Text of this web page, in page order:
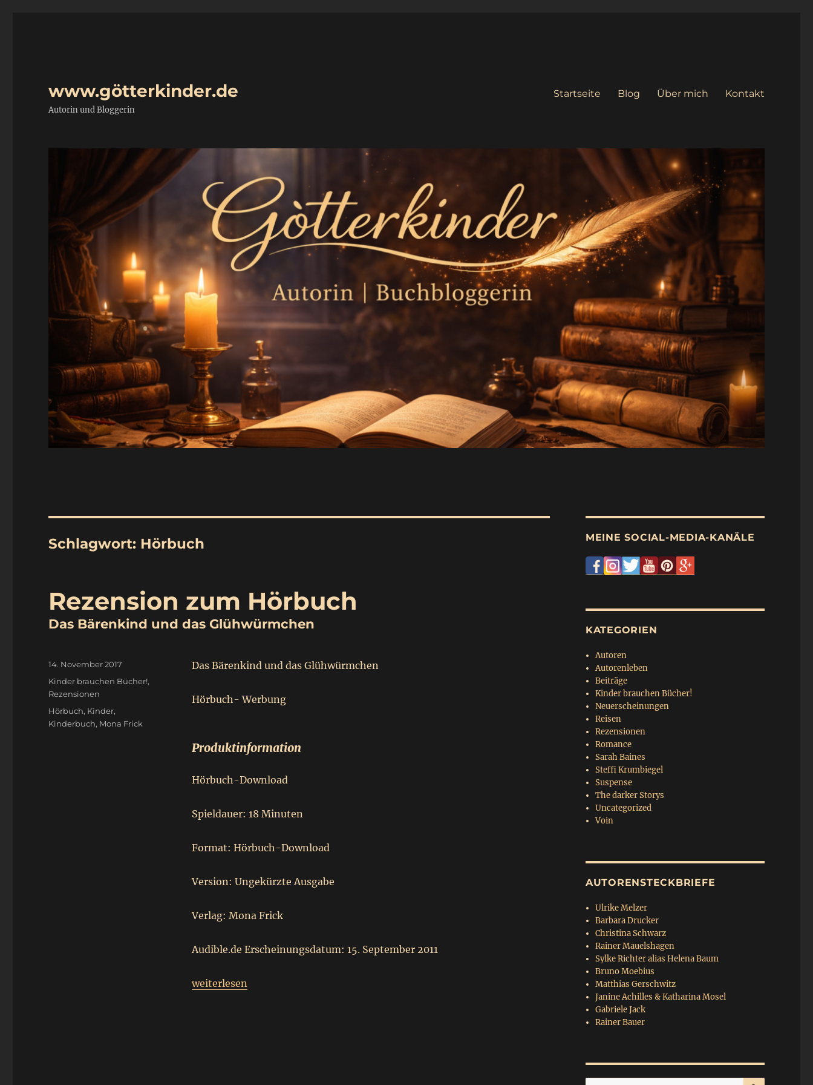
www.götterkinder.de
Autorin und Bloggerin
Startseite Blog Über mich Kontakt
Schlagwort: Hörbuch
Rezension zum Hörbuch
Das Bärenkind und das Glühwürmchen
Das Bärenkind und das Glühwürmchen
Hörbuch- Werbung
Produktinformation
Hörbuch-Download
Spieldauer: 18 Minuten
Format: Hörbuch-Download
Version: Ungekürzte Ausgabe
Verlag: Mona Frick
Audible.de Erscheinungsdatum: 15. September 2011
„Rezension zum Hörbuch
weiterlesen
Veröffentlicht
am
14. November 2017
Kategorien
Kinder brauchen Bücher!,
Rezensionen
Schlagwörter
Hörbuch, Kinder,
Kinderbuch, Mona Frick
MEINE SOCIAL-MEDIA-KANÄLE
KATEGORIEN
Autoren
Autorenleben
Beiträge
Kinder brauchen Bücher!
Neuerscheinungen
Reisen
Rezensionen
Romance
Sarah Baines
Steffi Krumbiegel
Suspense
The darker Storys
Uncategorized
Voin
AUTORENSTECKBRIEFE
Ulrike Melzer
Barbara Drucker
Christina Schwarz
Rainer Mauelshagen
Sylke Richter alias Helena Baum
Bruno Moebius
Matthias Gerschwitz
Janine Achilles & Katharina Mosel
Gabriele Jack
Rainer Bauer
SUCHEN